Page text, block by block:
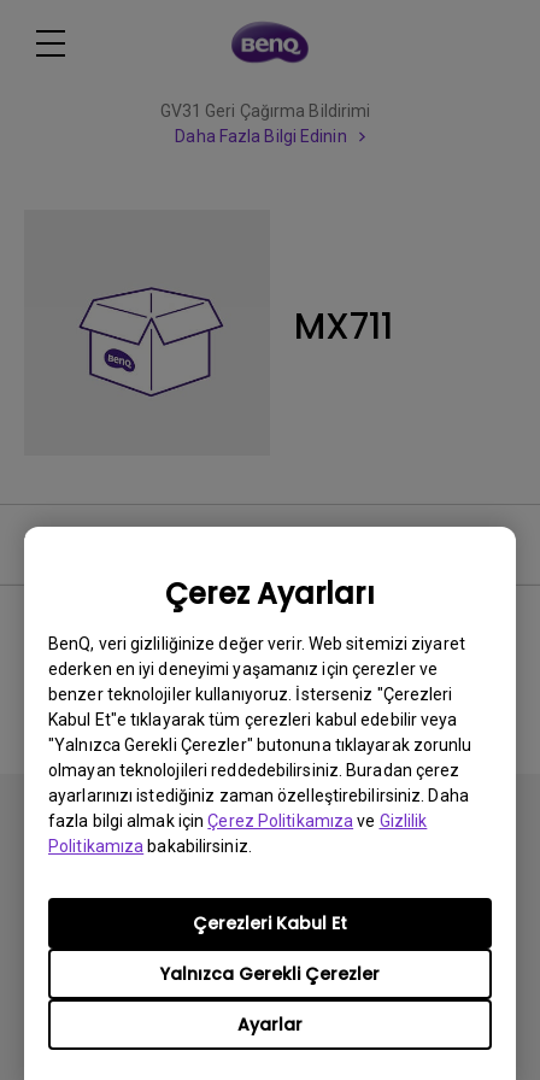
Çerez Ayarları
BenQ, veri gizliliğinize değer verir. Web sitemizi ziyaret
ederken en iyi deneyimi yaşamanız için çerezler ve
benzer teknolojiler kullanıyoruz. İsterseniz "Çerezleri
Kabul Et"e tıklayarak tüm çerezleri kabul edebilir veya
"Yalnızca Gerekli Çerezler" butonuna tıklayarak zorunlu
olmayan teknolojileri reddedebilirsiniz. Buradan çerez
ayarlarınızı istediğiniz zaman özelleştirebilirsiniz. Daha
fazla bilgi almak içinÇerez Politikamıza ve Gizlilik
Politikamıza bakabilirsiniz.
Ayarlar
Yalnızca Gerekli Çerezler
Çerezleri Kabul Et
GV31 Geri Çağırma Bildirimi
Daha Fazla Bilgi Edinin
MX711
Yazılım
İlgili yazılım ve sürücü yok
Abone olun